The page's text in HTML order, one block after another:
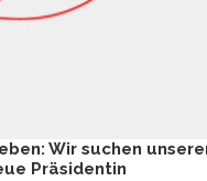
Wir suchen
Präsidentin